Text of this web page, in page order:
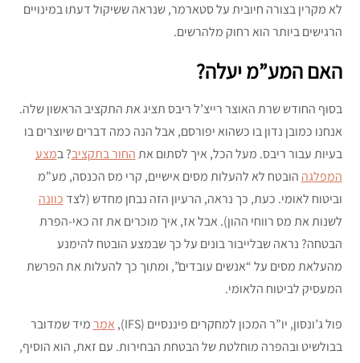
לא מקרין בצורה חיובית על סטארמר, שנראה ששיקול דעתו במינויים
הרגישים ביותר הוא רחוק מלהרשים.
האם המע”מ יעלה?
בסוף החודש שרת האוצר רייצ’ל ריבס תציג את התקציב הראשון שלה.
אנחנו כמובן נדון בו כשהוא יפורסם, אבל הנה כמה דברים שיוצרים בו
בעיות עבור ריבס. מעל הכל, איך לסתום אתהחור בתקציב? במצע
המפלגה הובטח לא להעלות מסים אישיים, קרי מס הכנסה, מע”מ
וביטוח לאומי. כעת, כך נראה, הרעיון הזה נבחן מחדש (לצד כוונה
לשנות את מס רווחי ההון). אבל אז, איך מוכרים את זה כאי-הפרת
הבטחה? נראה שבלייבור בונים על כך שבמצע הובטח להימנע
מהעלאת מסים על “אנשים עובדים”, ומתוך כך להעלות את הפרשת
המעסיק לביטוח הלאומי.
פול ג’ונסון, יו”ר המכון למחקרים פיננסיים (IFS), אמרמיד שמדובר
בבולשיט ובהפרה מוחלטת של הבטחת הבחירות. עם זאת, הוא הוסיף,